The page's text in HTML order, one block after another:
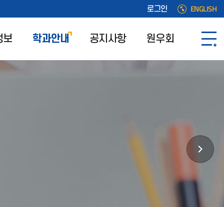
로그인 ENGLISH
보 학과안내 공지사항 원우회